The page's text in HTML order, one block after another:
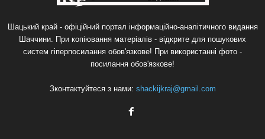
Шацький край - офіційний портал інформаційно-аналітичного видання
Шаччини. При копіювання матеріалів - відкрите для пошукових
систем гіперпосилання обов'язкове! При використанні фото -
посилання обов'язкове!
Зконтактуйтеся з нами: shackijkraj@gmail.com